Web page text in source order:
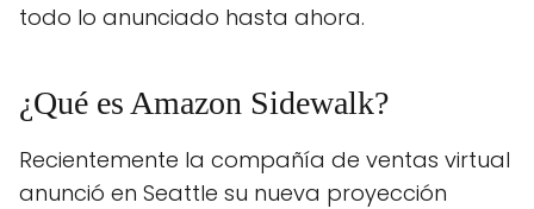
todo lo anunciado hasta ahora.
¿Qué es Amazon Sidewalk?
Recientemente la compañía de ventas virtual
anunció en Seattle su nueva proyección